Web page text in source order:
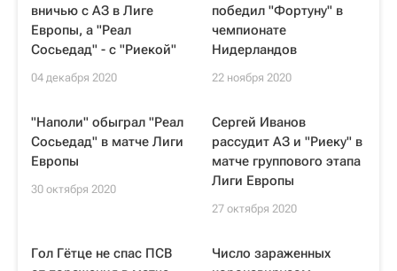
вничью с АЗ в Лиге
Европы, а "Реал
Сосьедад" - с "Риекой"
04 декабря 2020
победил "Фортуну" в
чемпионате
Нидерландов
22 ноября 2020
"Наполи" обыграл "Реал
Сосьедад" в матче Лиги
Европы
30 октября 2020
Сергей Иванов
рассудит АЗ и "Риеку" в
матче группового этапа
Лиги Европы
27 октября 2020
Гол Гётце не спас ПСВ
Число зараженных